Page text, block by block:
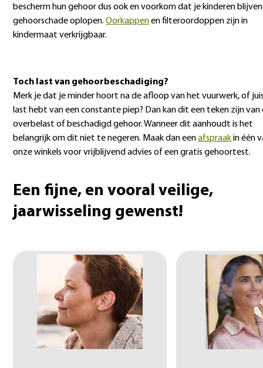
bescherm hun gehoor dus ook en voorkom dat je kinderen
gehoorschade oplopen. Oorkappenen filteroordoppen zijn in
kindermaat verkrijgbaar.
Toch last van gehoorbeschadiging?
Merk je dat je minder hoort na de afloop van het vuurwerk, of
last hebt van een constante piep? Dan kan dit een teken zijn van
overbelast of beschadigd gehoor. Wanneer dit aanhoudt is het
belangrijk om dit niet te negeren. Maak dan eenafspraakin één
onze winkels voor vrijblijvend advies of een gratis gehoortest.
Een fijne, en vooral veilige,
jaarwisseling gewenst!